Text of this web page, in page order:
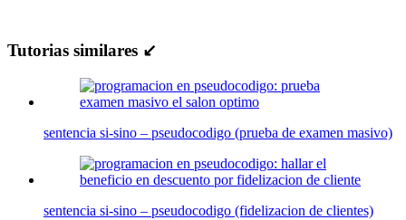
Tutorias similares ↙
sentencia si-sino – pseudocodigo (prueba de examen masivo)
sentencia si-sino – pseudocodigo (fidelizacion de clientes)